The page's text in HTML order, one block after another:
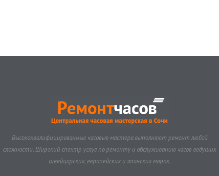
Высококвалифицированные часовые мастера выполняют ремонт любой
сложности. Широкий спектр услуг по ремонту и обслуживанию часов ведущих
швейцарских, европейских и японских марок.